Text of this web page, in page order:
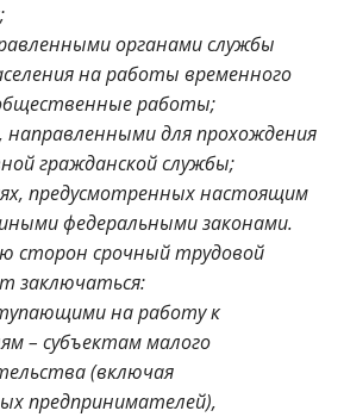
органами службы
на работы временного
работы;
направленными для прохождения
гражданской службы;
предусмотренных настоящим
федеральными законами.
сторон срочный трудовой
заключаться:
на работу к
– субъектам малого
(включая
предпринимателей),